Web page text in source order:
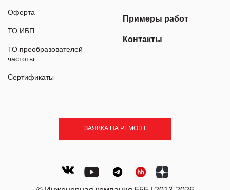
Оферта
ТО ИБП
ТО преобразователей
частоты
Сертификаты
Примеры работ
Контакты
ЗАЯВКА НА РЕМОНТ